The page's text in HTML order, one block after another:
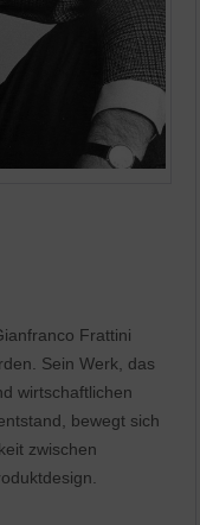
Frattini
Sein Werk, das
wirtschaftlichen
bewegt sich
zwischen